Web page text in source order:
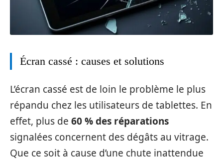
Écran cassé : causes et solutions
L’écran cassé est de loin le problème le plus
répandu chez les utilisateurs de tablettes. En
effet, plus de 60 % des réparations
signalées concernent des dégâts au vitrage.
Que ce soit à cause d’une chute inattendue